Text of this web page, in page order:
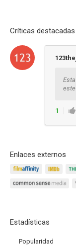
Críticas destacadas
1
Enlaces externos
Estadísticas
Popularidad